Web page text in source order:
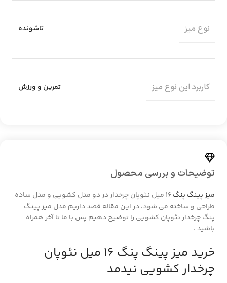
توضیحات و بررسی محصول
میز پینگ پنگ
16 میل نئوپان چرخدار در دو مدل کشویی و مدل ساده
طراحی و ساخته می شود، در این مقاله قصد داریم مدل میز پینگ
پنگ چرخدار نئوپان کشویی را توضیح دهیم پس با ما تا آخر همراه
باشید .
خرید میز پینگ پنگ 16 میل نئوپان
چرخدار کشویی نیدمد
نوع میز تاشونده
کاربرد این نوع میز تمرین و ورزش